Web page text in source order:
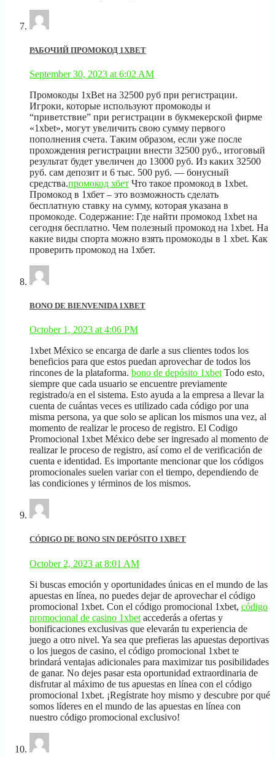
РАБОЧИЙ ПРОМОКОД 1XBET
September 30, 2023 at 6:02 AM
Промокоды 1xBet на 32500 руб при регистрации.
Игроки, которые используют промокоды и
“приветствие” при регистрации в букмекерской фирме
«1хbеt», могут увеличить свою сумму первого
пополнения счета. Таким образом, если уже после
прохождения регистрации внести 32500 руб., итоговый
результат будет увеличен до 13000 руб. Из каких 32500
руб. сам депозит и 6 тыс. 500 руб. — бонусный
средства.промокод хбет Что такое промокод в 1xbet.
Промокод в 1хбет – это возможность сделать
бесплатную ставку на сумму, которая указана в
промокоде. Содержание: Где найти промокод 1xbet на
сегодня бесплатно. Чем полезный промокод на 1xbet. На
какие виды спорта можно взять промокоды в 1 xbet. Как
проверить промокод на 1хбет.
BONO DE BIENVENIDA 1XBET
October 1, 2023 at 4:06 PM
1xbet México se encarga de darle a sus clientes todos los
beneficios para que estos puedan aprovechar de todos los
rincones de la plataforma. bono de depósito 1xbet Todo esto,
siempre que cada usuario se encuentre previamente
registrado/a en el sistema. Esto ayuda a la empresa a llevar la
cuenta de cuántas veces es utilizado cada código por una
misma persona, ya que solo se aplican los mismos una vez, al
momento de realizar le proceso de registro. El Codigo
Promocional 1xbet México debe ser ingresado al momento de
realizar le proceso de registro, así como el de verificación de
cuenta e identidad. Es importante mencionar que los códigos
promocionales suelen variar con el tiempo, dependiendo de
las condiciones y términos de los mismos.
CÓDIGO DE BONO SIN DEPÓSITO 1XBET
October 2, 2023 at 8:01 AM
Si buscas emoción y oportunidades únicas en el mundo de las
apuestas en línea, no puedes dejar de aprovechar el código
promocional 1xbet. Con el código promocional 1xbet, código
promocional de casino 1xbet accederás a ofertas y
bonificaciones exclusivas que elevarán tu experiencia de
juego a otro nivel. Ya sea que prefieras las apuestas deportivas
o los juegos de casino, el código promocional 1xbet te
brindará ventajas adicionales para maximizar tus posibilidades
de ganar. No dejes pasar esta oportunidad extraordinaria de
disfrutar al máximo de tus apuestas en línea con el código
promocional 1xbet. ¡Regístrate hoy mismo y descubre por qué
somos líderes en el mundo de las apuestas en línea con
nuestro código promocional exclusivo!